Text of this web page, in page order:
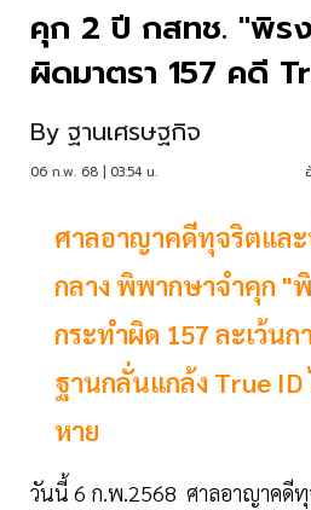
คุก 2 ปี กสทช. "พิร
ผิดมาตรา 157 คดี
By ฐานเศรษฐกิจ
06 ก.พ. 68 | 03:54 น.
ศาลอาญาคดีทุจริตแล
กลาง พิพากษาจำคุก "
กระทำผิด 157 ละเว้น
ฐานกลั่นแกล้ง True ID
หาย
วันนี้ 6 ก.พ.2568 ศาลอาญาคดี